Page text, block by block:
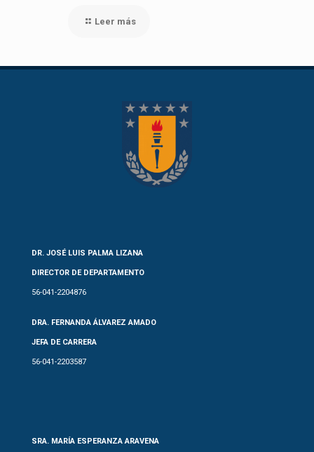
Leer más
DR. JOSÉ LUIS PALMA LIZANA
DIRECTOR DE DEPARTAMENTO
56-041-2204876
DRA. FERNANDA ÁLVAREZ AMADO
JEFA DE CARRERA
56-041-2203587
SRA. MARÍA ESPERANZA ARAVENA